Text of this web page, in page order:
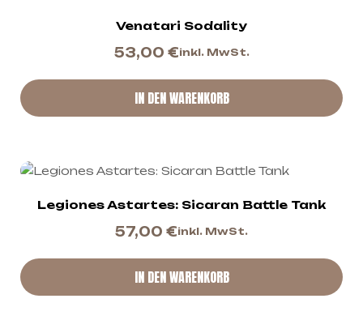
Venatari Sodality
53,00 €inkl. MwSt.
IN DEN WARENKORB
Legiones Astartes: Sicaran Battle Tank
57,00 €inkl. MwSt.
IN DEN WARENKORB